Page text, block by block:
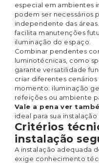
especial em ambientes
podem ser necessários
independente das
facilita manutenções
iluminação do espaço.
Combinar pendentes
luminotécnicas, como
garante versatilidade
criar diferentes
momento: iluminação
refeições ou ambiente
Vale a pena ver
ideal para sua
Critérios
instalação
A instalação adequada
exige conhecimento